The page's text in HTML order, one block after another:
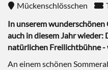
Mückenschlösschen
In unserem
auch in diesem Jahr wieder:
natürlichen Freilichtbühne -
An einem schönen